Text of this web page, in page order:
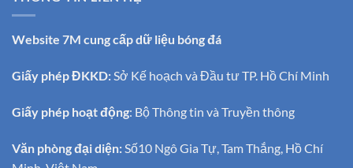
Website 7M cung cấp dữ liệu bóng đá
Giấy phép ĐKKD:Sở Kế hoạch và Đầu tư TP. Hồ Chí Minh
Giấy phép hoạt động: Bộ Thông tin và Truyền thông
Văn phòng đại diện:Số10 Ngô Gia Tự, Tam Thắng, Hồ Chí